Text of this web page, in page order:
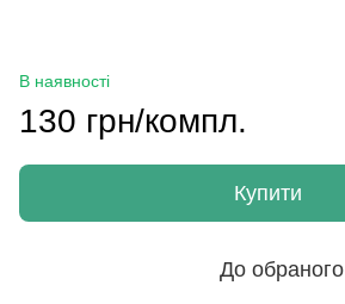
В наявності
130 грн/компл.
Купити
До обраного